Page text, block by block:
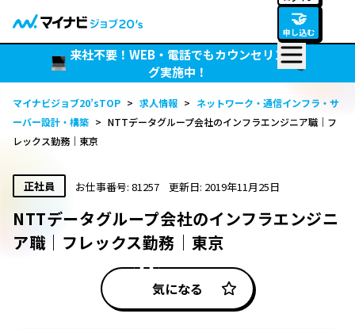
🤝
申し込む
来社不要！WEB・電話でもカウンセリン
グ実施中！
マイナビジョブ20’sTOP > 求人情報 > ネットワーク・通信インフラ・サ
ーバー設計・構築 > NTTデータグループ会社のインフラエンジニア職｜フ
レックス勤務｜東京
正社員 お仕事番号: 81257 更新日: 2019年11月25日
NTTデータグループ会社のインフラエンジニ
ア職｜フレックス勤務｜東京
気になる